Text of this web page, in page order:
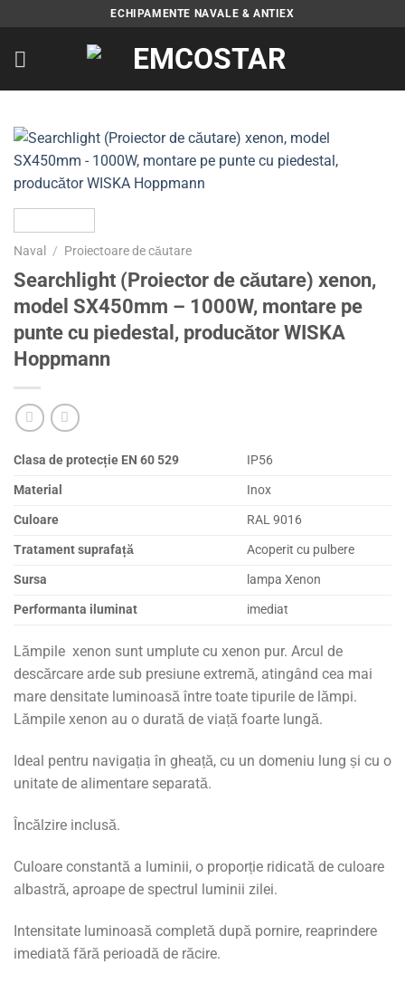
to
content
ECHIPAMENTE NAVALE & ANTIEX
Naval / Proiectoare de căutare
Searchlight (Proiector de căutare) xenon,
model SX450mm – 1000W, montare pe
punte cu piedestal, producător WISKA
Hoppmann
Clasa de protecție EN 60 529
IP56
Material
Inox
Culoare
RAL 9016
Tratament suprafață
Acoperit cu pulbere
Sursa
lampa Xenon
Performanta iluminat
imediat
Lămpile xenon sunt umplute cu xenon pur. Arcul de
descărcare arde sub presiune extremă, atingând cea mai
mare densitate luminoasă între toate tipurile de lămpi.
Lămpile xenon au o durată de viață foarte lungă.
Ideal pentru navigația în gheață, cu un domeniu lung și cu o
unitate de alimentare separată.
Încălzire inclusă.
Culoare constantă a luminii, o proporție ridicată de culoare
albastră, aproape de spectrul luminii zilei.
Intensitate luminoasă completă după pornire, reaprindere
imediată fără perioadă de răcire.